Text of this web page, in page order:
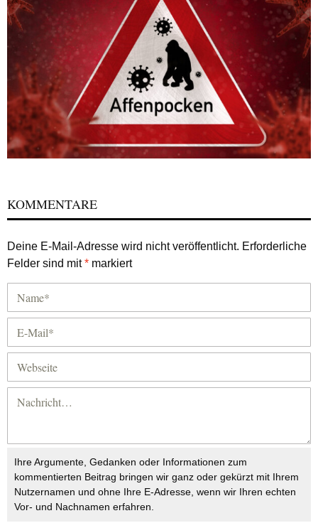
KOMMENTARE
Deine E-Mail-Adresse wird nicht veröffentlicht. Erforderliche
Felder sind mit* markiert
Ihre Argumente, Gedanken oder Informationen zum
kommentierten Beitrag bringen wir ganz oder gekürzt mit Ihrem
Nutzernamen und ohne Ihre E-Adresse, wenn wir Ihren echten
Vor- und Nachnamen erfahren.